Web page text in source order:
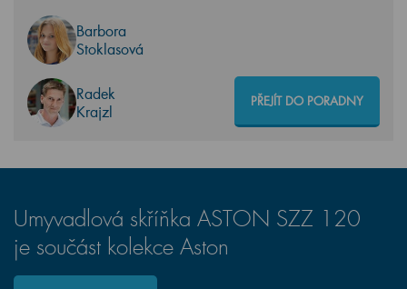
Barbora
Stoklasová
Radek
Krajzl
PŘEJÍT DO PORADNY
Umyvadlová skříňka ASTON SZZ 120
je součást kolekce Aston